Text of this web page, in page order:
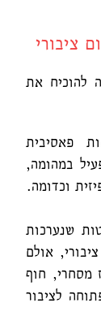
ציבורי
להוכיח את
פאסיבית
במהומה,
וכדומה.
שנערכות
אולם
מסחרי, חוף
לציבור